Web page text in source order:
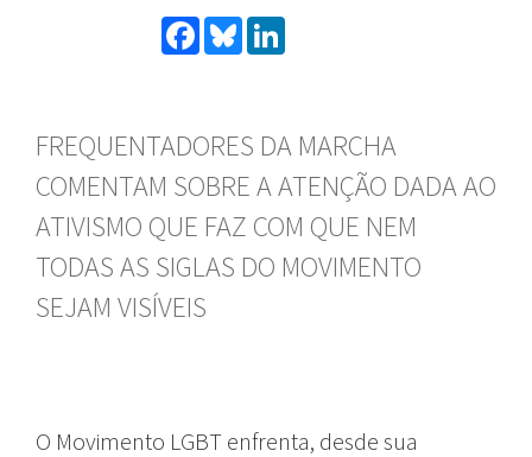
Facebook
Bluesky
FREQUENTADORES DA MARCHA
COMENTAM SOBRE A ATENÇÃO DADA AO
ATIVISMO QUE FAZ COM QUE NEM
TODAS AS SIGLAS DO MOVIMENTO
SEJAM VISÍVEIS
O Movimento LGBT enfrenta, desde sua